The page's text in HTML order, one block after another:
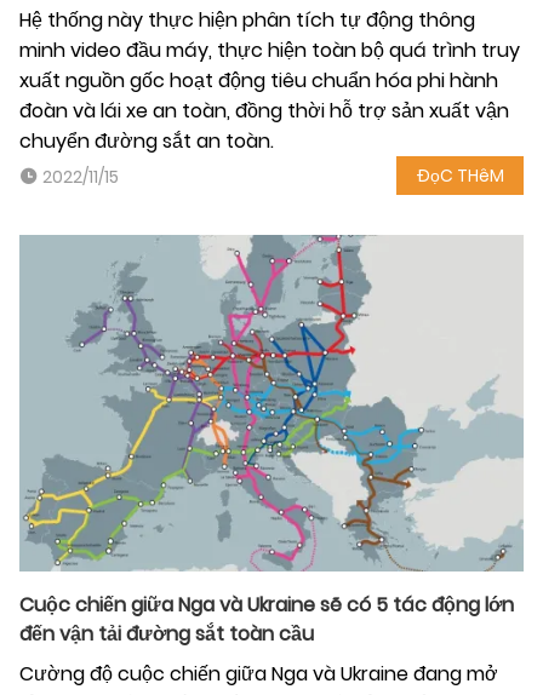
Hệ thống này thực hiện phân tích tự động thông
minh video đầu máy, thực hiện toàn bộ quá trình truy
xuất nguồn gốc hoạt động tiêu chuẩn hóa phi hành
đoàn và lái xe an toàn, đồng thời hỗ trợ sản xuất vận
chuyển đường sắt an toàn.
2022/11/15 ĐọC THêM
Cuộc chiến giữa Nga và Ukraine sẽ có 5 tác động lớn
đến vận tải đường sắt toàn cầu
Cường độ cuộc chiến giữa Nga và Ukraine đang mở